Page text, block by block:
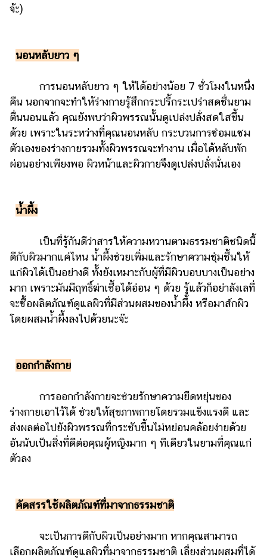
ไลฟ์
ดูด
ผู้
หญิง
ผู้ชาย
สุขภาพ
สูตร
ง่ายๆ
ช้อป
ปิ้ง
รถยนต์
การ
ถือ
ราคา
วา
ตี้
จ้ะ)
นอนหลับยาว ๆ
การนอนหลับยาว ๆ ให้ได้อย่างน้อย 7 ชั่วโมงในหนึ่ง
คืน นอกจากจะทำให้ร่างกายรู้สึกกระปรี้กระเปร่าสดชื่นยาม
ตื่นนอนแล้ว คุณยังพบว่าผิวพรรณนั้นดูเปล่งปลั่งสดใสขึ้น
ด้วย เพราะในระหว่างที่คุณนอนหลับ กระบวนการซ่อมแซม
ตัวเองของร่างกายรวมทั้งผิวพรรณจะทำงาน เมื่อได้หลับพัก
ผ่อนอย่างเพียงพอ ผิวหน้าและผิวกายจึงดูเปล่งปลั่งนั่นเอง
น้ำผึ้ง
เป็นที่รู้กันดีว่าสารให้ความหวานตามธรรมชาติชนิดนี้
ดีกับผิวมากแค่ไหน น้ำผึ้งช่วยเพิ่มและรักษาความชุ่มชื้นให้
แก่ผิวได้เป็นอย่างดี ทั้งยังเหมาะกับผู้ที่มีผิวบอบบางเป็นอย่าง
มาก เพราะมันมีฤทธิ์ฆ่าเชื้อได้อ่อน ๆ ด้วย รู้แล้วก็อย่าลังเลที่
จะซื้อผลิตภัณฑ์ดูแลผิวที่มีส่วนผสมของน้ำผึ้ง หรือมาส์กผิว
โดยผสมน้ำผึ้งลงไปด้วยนะจ๊ะ
ออกกำลังกาย
การออกกำลังกายจะช่วยรักษาความยืดหยุ่นของ
ร่างกายเอาไว้ได้ ช่วยให้สุขภาพกายโดยรวมแข็งแรงดี และ
ส่งผลต่อไปยังผิวพรรณที่กระชับขึ้นไม่หย่อนคล้อยง่ายด้วย
อันนับเป็นสิ่งที่ดีต่อคุณผู้หญิงมาก ๆ ทีเดียวในยามที่คุณแก่
ตัวลง
คัดสรรใช้ผลิตภัณฑ์ที่มาจากธรรมชาติ
จะเป็นการดีกับผิวเป็นอย่างมาก หากคุณสามารถ
เลือกผลิตภัณฑ์ดูแลผิวที่มาจากธรรมชาติ เลี่ยงส่วนผสมที่ได้